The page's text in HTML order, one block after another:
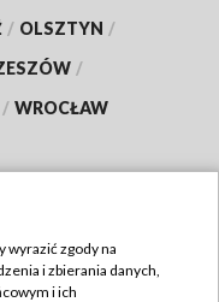
/ OLSZTYN /
/
/ WROCŁAW
wyrazić zgody na
i zbierania danych,
i ich